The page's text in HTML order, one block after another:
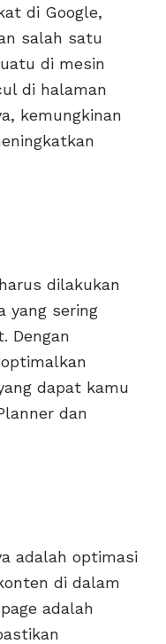
di Google,
salah satu
di mesin
di halaman
kemungkinan
dilakukan
yang sering
Dengan
dapat kamu
dan
adalah optimasi
di dalam
adalah